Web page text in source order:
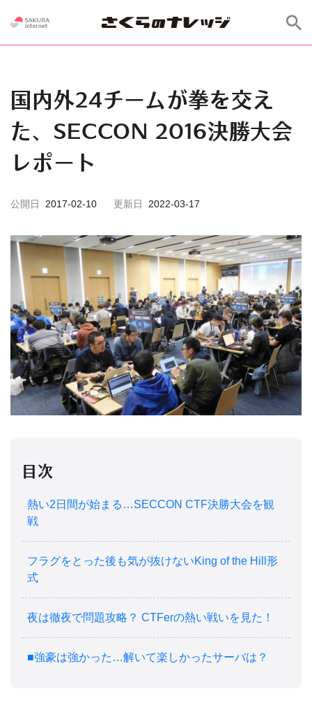
国内外24チームが拳を交え
た、SECCON 2016決勝大会
レポート
公開日 2017-02-10 更新日 2022-03-17
目次
熱い2日間が始まる…SECCON CTF決勝大会を観
戦
フラグをとった後も気が抜けないKing of the Hill形
式
夜は徹夜で問題攻略？ CTFerの熱い戦いを見た！
■強豪は強かった…解いて楽しかったサーバは？